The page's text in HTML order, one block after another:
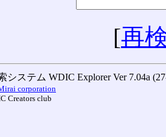
[再
ステム WDIC Explorer Ver 7.04a
corporation
Creators club